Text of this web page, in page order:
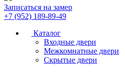
Записаться на замер
+7 (952) 189-89-49
Каталог
Входные двери
Межкомнатные двери
Скрытые двери